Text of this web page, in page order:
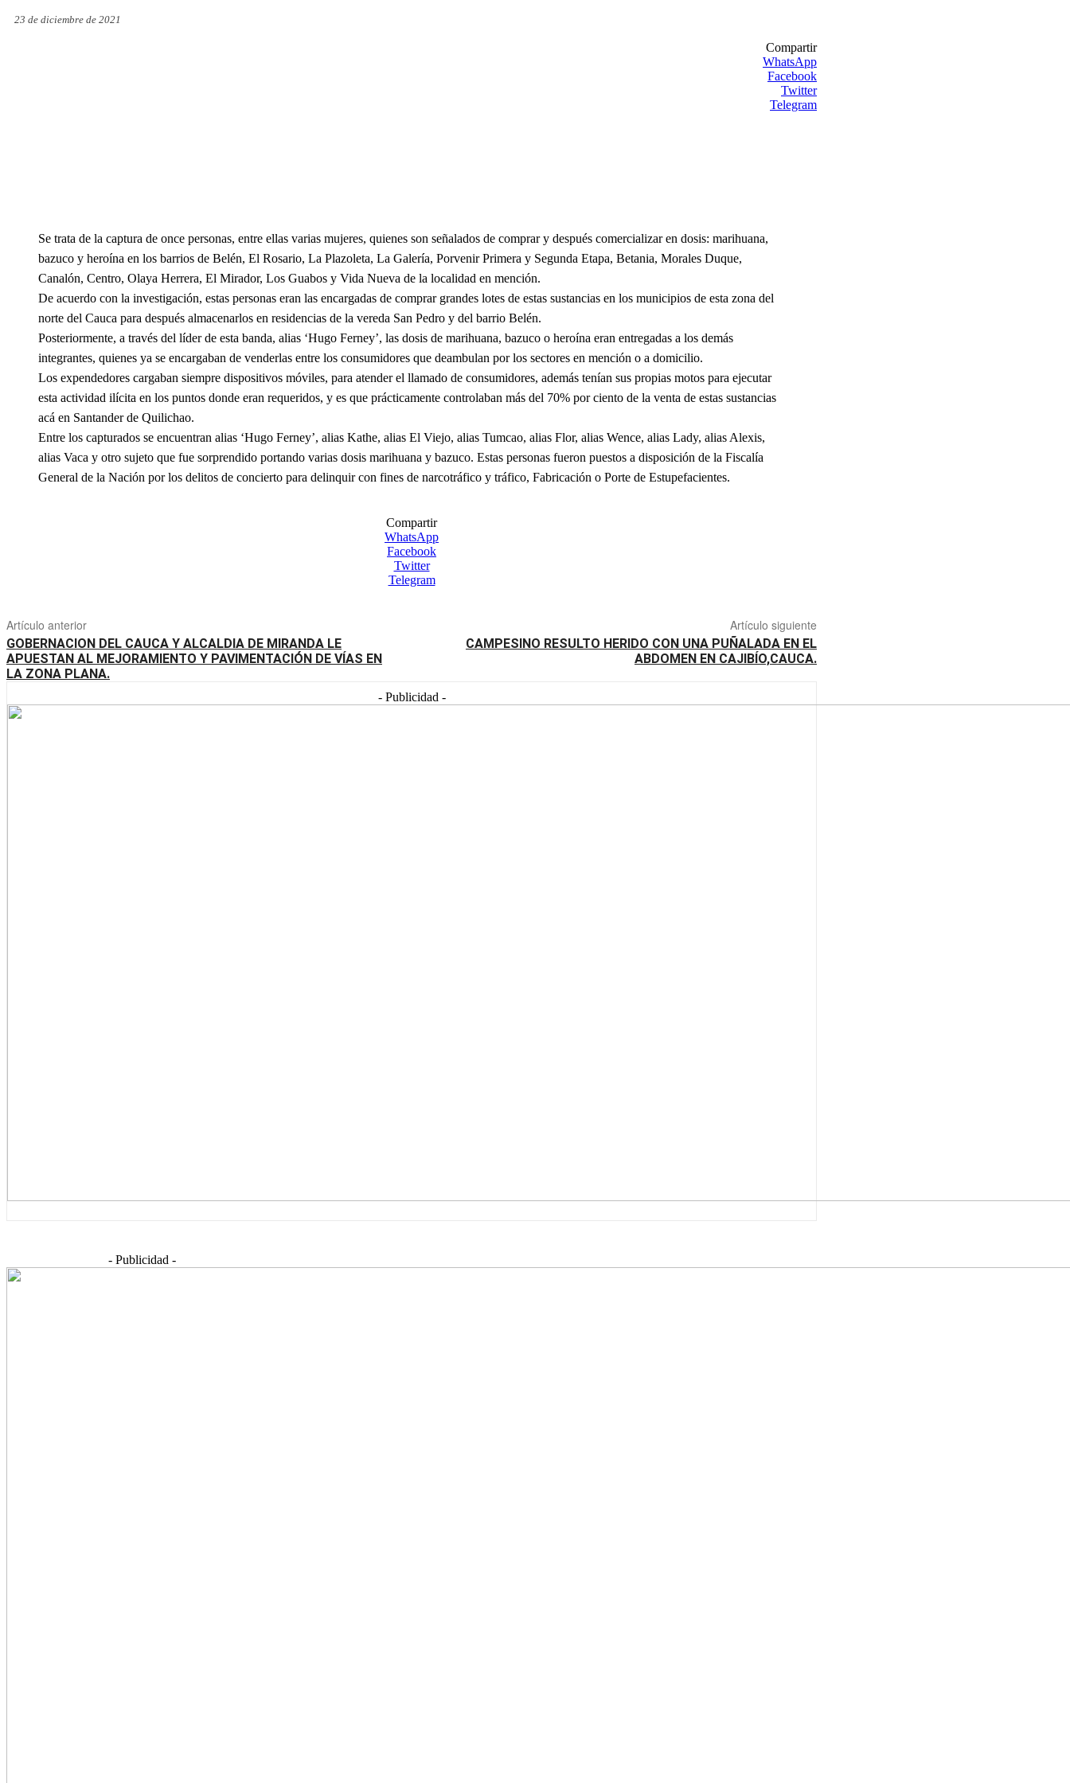
23 de diciembre de 2021
Compartir
WhatsApp
Facebook
Twitter
Telegram
Se trata de la captura de once personas, entre ellas varias mujeres, quienes son señalados de comprar y después comercializar en dosis: marihuana,
bazuco y heroína en los barrios de Belén, El Rosario, La Plazoleta, La Galería, Porvenir Primera y Segunda Etapa, Betania, Morales Duque,
Canalón, Centro, Olaya Herrera, El Mirador, Los Guabos y Vida Nueva de la localidad en mención.
De acuerdo con la investigación, estas personas eran las encargadas de comprar grandes lotes de estas sustancias en los municipios de esta zona del
norte del Cauca para después almacenarlos en residencias de la vereda San Pedro y del barrio Belén.
Posteriormente, a través del líder de esta banda, alias ‘Hugo Ferney’, las dosis de marihuana, bazuco o heroína eran entregadas a los demás
integrantes, quienes ya se encargaban de venderlas entre los consumidores que deambulan por los sectores en mención o a domicilio.
Los expendedores cargaban siempre dispositivos móviles, para atender el llamado de consumidores, además tenían sus propias motos para ejecutar
esta actividad ilícita en los puntos donde eran requeridos, y es que prácticamente controlaban más del 70% por ciento de la venta de estas sustancias
acá en Santander de Quilichao.
Entre los capturados se encuentran alias ‘Hugo Ferney’, alias Kathe, alias El Viejo, alias Tumcao, alias Flor, alias Wence, alias Lady, alias Alexis,
alias Vaca y otro sujeto que fue sorprendido portando varias dosis marihuana y bazuco. Estas personas fueron puestos a disposición de la Fiscalía
General de la Nación por los delitos de concierto para delinquir con fines de narcotráfico y tráfico, Fabricación o Porte de Estupefacientes.
Compartir
WhatsApp
Facebook
Twitter
Telegram
Artículo anterior
GOBERNACION DEL CAUCA Y ALCALDIA DE MIRANDA LE
APUESTAN AL MEJORAMIENTO Y PAVIMENTACIÓN DE VÍAS EN
LA ZONA PLANA.
Artículo siguiente
CAMPESINO RESULTO HERIDO CON UNA PUÑALADA EN EL
ABDOMEN EN CAJIBÍO,CAUCA.
- Publicidad -
- Publicidad -